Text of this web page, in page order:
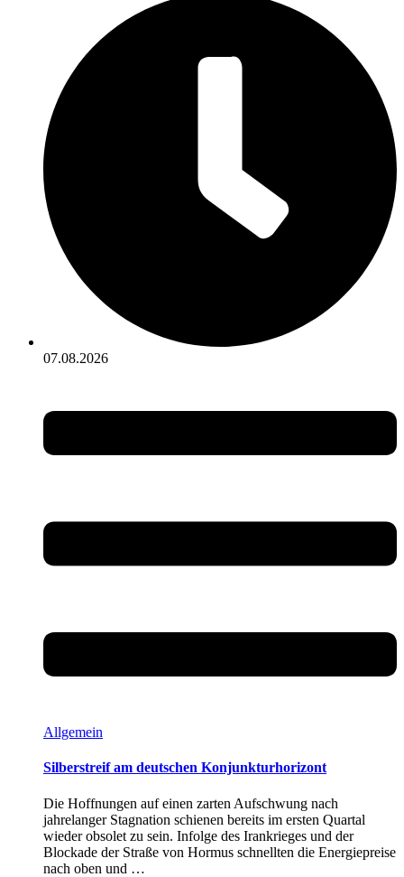
07.08.2026
Allgemein
Silberstreif am deutschen Konjunkturhorizont
Die Hoffnungen auf einen zarten Aufschwung nach
jahrelanger Stagnation schienen bereits im ersten Quartal
wieder obsolet zu sein. Infolge des Irankrieges und der
Blockade der Straße von Hormus schnellten die Energiepreise
nach oben und …